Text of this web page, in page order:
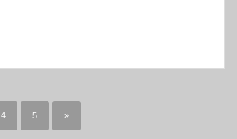
4 5 »